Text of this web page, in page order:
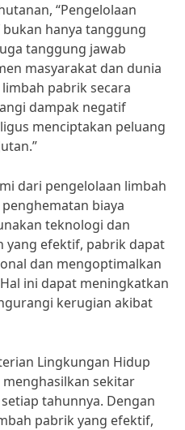
“Pengelolaan
hanya tanggung
tanggung jawab
masyarakat dan dunia
pabrik secara
dampak negatif
menciptakan peluang
dari pengelolaan limbah
biaya
teknologi dan
yang efektif, pabrik dapat
dan mengoptimalkan
ini dapat meningkatkan
kerugian akibat
Lingkungan Hidup
sekitar
tahunnya. Dengan
pabrik yang efektif,